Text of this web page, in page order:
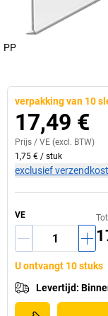
PP
verpakking van 10
17,49 €
Prijs / VE (excl. BTW)
1,75 € / stuk
exclusief
VE
U ontvangt 10 stuks
Levertijd: